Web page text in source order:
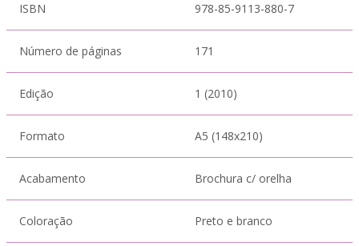
ISBN 978-85-9113-880-7
Número de páginas 171
Edição 1 (2010)
Formato A5 (148x210)
Acabamento Brochura c/ orelha
Coloração Preto e branco